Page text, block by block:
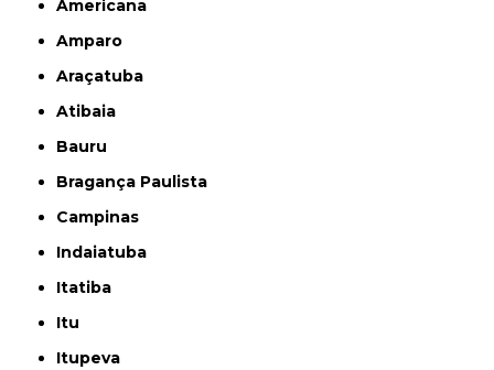
Americana
Amparo
Araçatuba
Atibaia
Bauru
Bragança Paulista
Campinas
Indaiatuba
Itatiba
Itu
Itupeva